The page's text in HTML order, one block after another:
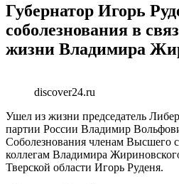
Губернатор Игорь
соболезнования в
жизни Владимира
discover24.ru
Ушел из жизни председатель
партии России Владимир
Соболезнования членам Высшего
коллегам Владимира
Тверской области Игорь Руденя.